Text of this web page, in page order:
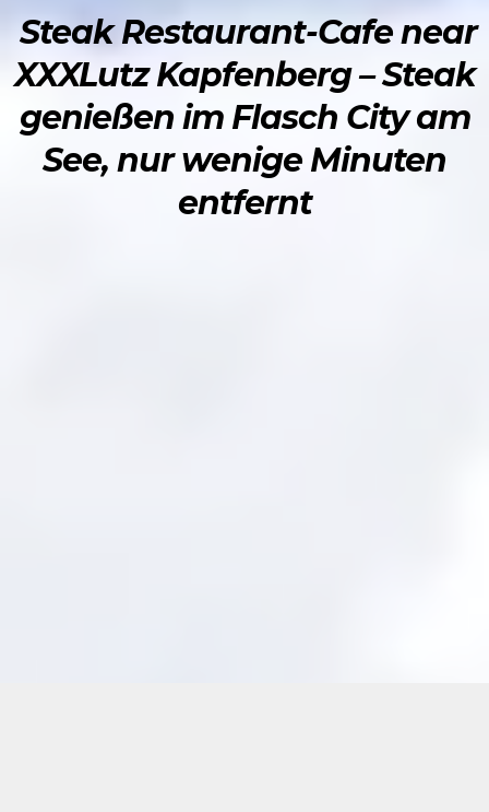
Steak Restaurant-Cafe near
XXXLutz Kapfenberg – Steak
genießen im Flasch City am
See, nur wenige Minuten
entfernt